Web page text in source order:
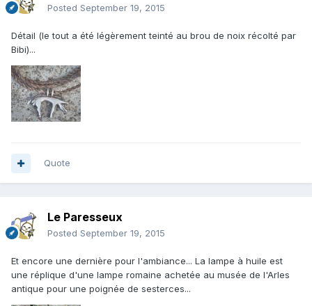
Posted September 19, 2015
Détail (le tout a été légèrement teinté au brou de noix récolté par
Bibi)...
Quote
Le Paresseux
Posted September 19, 2015
Et encore une dernière pour l'ambiance... La lampe à huile est
une réplique d'une lampe romaine achetée au musée de l'Arles
antique pour une poignée de sesterces...